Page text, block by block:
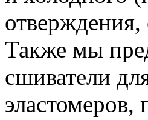
Также мы
сшиватели